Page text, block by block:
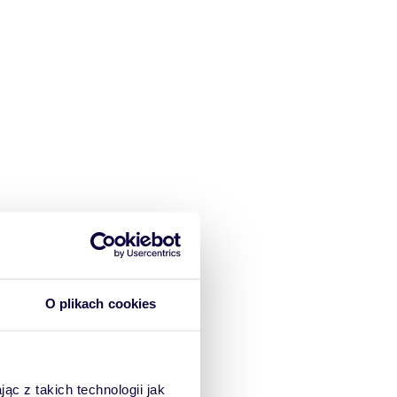
O plikach cookies
z takich technologii jak